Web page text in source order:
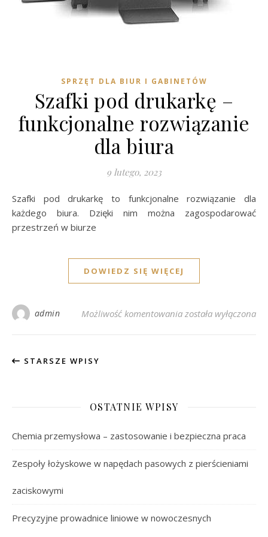
SPRZĘT DLA BIUR I GABINETÓW
Szafki pod drukarkę –
funkcjonalne rozwiązanie
dla biura
9 lutego, 2023
Szafki pod drukarkę to funkcjonalne rozwiązanie dla
każdego biura. Dzięki nim można zagospodarować
przestrzeń w biurze
DOWIEDZ SIĘ WIĘCEJ
admin Możliwość komentowania Szafki pod
została wyłączona
STARSZE WPISY
OSTATNIE WPISY
Chemia przemysłowa – zastosowanie i bezpieczna praca
Zespoły łożyskowe w napędach pasowych z pierścieniami
zaciskowymi
Precyzyjne prowadnice liniowe w nowoczesnych